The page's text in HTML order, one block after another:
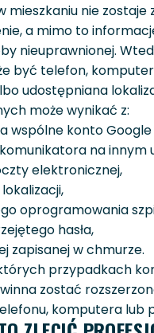
mieszkaniu nie zostaje
a mimo to
nieuprawnionej.
być telefon,
udostępniana
może wynikać z:
wspólne konto
na innym
elektronicznej,
oprogramowania
hasła,
zapisanej w chmurze.
przypadkach
zostać
komputera lub